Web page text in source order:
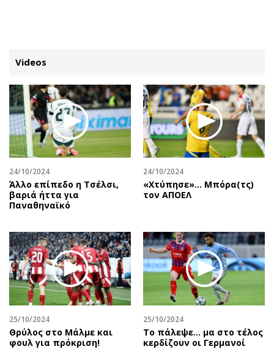
ΚΑΤΗΓΟΡΙΕΣ ΣΥΝΔΕΣΗ
Κύπρος
Παιδεία
Υγεία
Πολιτική
Βουλευτικές 2026
Προεδρικές 2023
Δημοσκοπήσεις
Διπλωματία
Αθλητισμός
Κύπρος
Ελλάδα
Διεθνή
Απόψεις
Αρθρογραφία
The Hill
Υγεία
Αγγελίες
Πωλούνται
Ζητούν εργασία
Θέσεις εργασίας
Geek
Νέα
Κινητά-tablets
Social
Videos
24/10/2024
Άλλο επίπεδο η Τσέλσι,
βαριά ήττα για
Παναθηναϊκό
24/10/2024
«Χτύπησε»… Μπόρα(τς)
τον ΑΠΟΕΛ
25/10/2024
Θρύλος στο Μάλμε και
φουλ για πρόκριση!
25/10/2024
Το πάλεψε... μα στο τέλος
κερδίζουν οι Γερμανοί